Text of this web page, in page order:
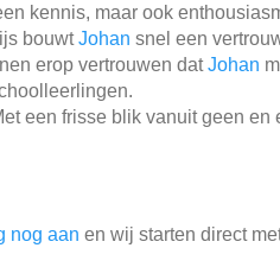
kennis, maar ook
bouwtJohan snel een
erop vertrouwen datJohan
een frisse blik vanuit geen en
nog aan en wij starten direct